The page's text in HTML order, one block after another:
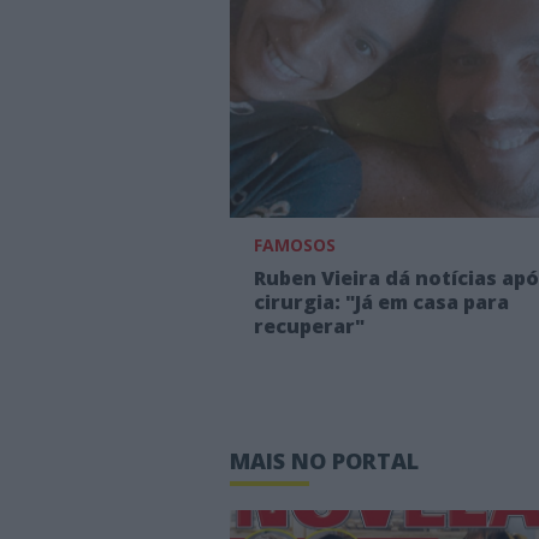
FAMOSOS
Ruben Vieira dá notícias
cirurgia: "Já em casa para
recuperar"
MAIS NO PORTAL